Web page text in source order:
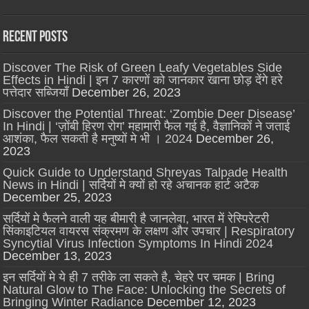
Recent Posts
Discover The Risk of Green Leafy Vegetables Side
Effects in Hindi | इन 7 कारणों को जानकार खाना छोड़ देंगे हरे
पत्तेदार सब्जियाँ December 26, 2023
Discover the Potential Threat: ‘Zombie Deer Disease’
In Hindi | ‘ज़ोंबी हिरण रोग’ महामारी फैल गई है, वैज्ञानिकों ने जताई
आशंका, फैल सकती है मनुष्यों मे भी । 2024 December 26,
2023
Quick Guide to Understand Shreyas Talpade Health
News in Hindi | सर्दियों मे क्यों हो रहे अचानक हार्ट अटैक
December 25, 2023
सर्दियों मे फैलने वाली यह बीमारी है जानलेवा, भारत में रेस्पिरेटरी
सिंकाइटियल वायरस संक्रमण के लक्षण और उपचार | Respiratory
Syncytial Virus Infection Symptoms In Hindi 2024
December 13, 2023
इन सर्दियों मे ये ही 7 तरीके ला सकते है, चेहरे पर चमक | Bring
Natural Glow to The Face: Unlocking the Secrets of
Bringing Winter Radiance December 12, 2023